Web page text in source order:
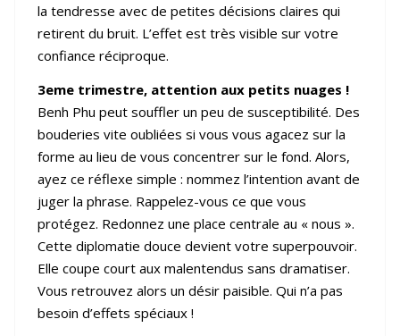
la tendresse avec de petites décisions claires qui
retirent du bruit. L’effet est très visible sur votre
confiance réciproque.
3eme trimestre, attention aux petits nuages !
Benh Phu peut souffler un peu de susceptibilité. Des
bouderies vite oubliées si vous vous agacez sur la
forme au lieu de vous concentrer sur le fond. Alors,
ayez ce réflexe simple : nommez l’intention avant de
juger la phrase. Rappelez-vous ce que vous
protégez. Redonnez une place centrale au « nous ».
Cette diplomatie douce devient votre superpouvoir.
Elle coupe court aux malentendus sans dramatiser.
Vous retrouvez alors un désir paisible. Qui n’a pas
besoin d’effets spéciaux !